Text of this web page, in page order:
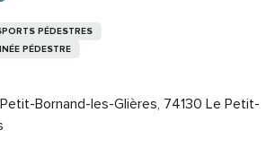
PÉDESTRES
PÉDESTRE
Bornand-les-Glières, 74130 Le Petit-